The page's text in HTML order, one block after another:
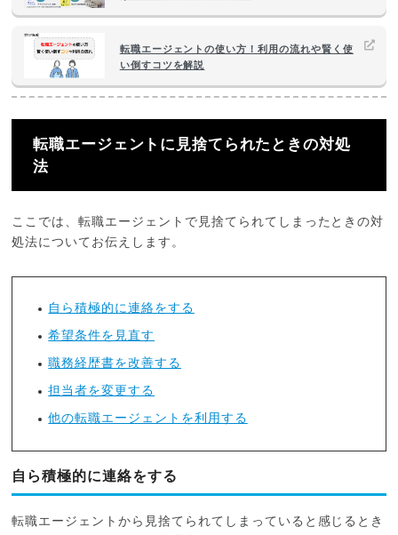
転職エージェントの使い方！利用の流れや賢く使
い倒すコツを解説
転職エージェントに見捨てられたときの対処
法
ここでは、転職エージェントで見捨てられてしまったときの対
処法についてお伝えします。
自ら積極的に連絡をする
希望条件を見直す
職務経歴書を改善する
担当者を変更する
他の転職エージェントを利用する
自ら積極的に連絡をする
転職エージェントから見捨てられてしまっていると感じるとき